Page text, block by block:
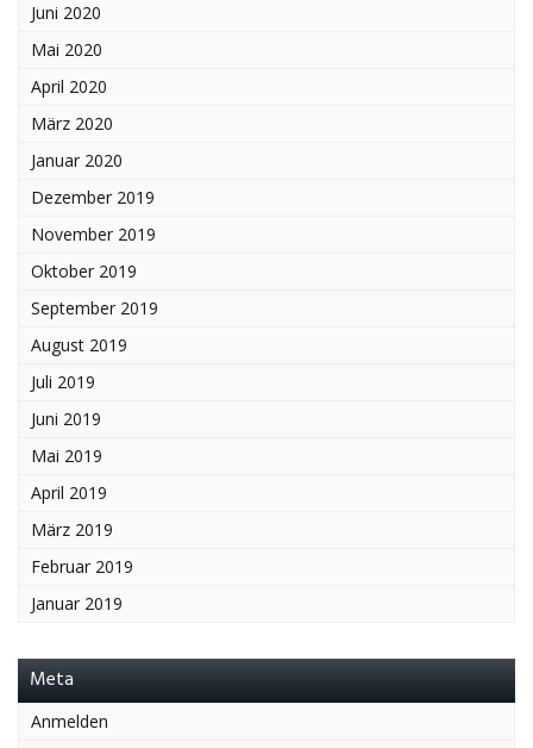
Juni 2020
Mai 2020
April 2020
März 2020
Januar 2020
Dezember 2019
November 2019
Oktober 2019
September 2019
August 2019
Juli 2019
Juni 2019
Mai 2019
April 2019
März 2019
Februar 2019
Januar 2019
Meta
Anmelden